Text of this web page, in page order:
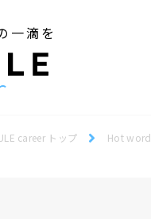
一滴を
career トップ Hot word